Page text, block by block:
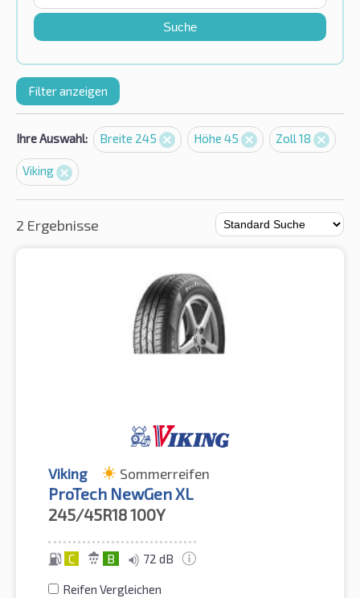
Suche
Filter anzeigen
Ihre Auswahl: Breite 245 Höhe 45 Zoll 18
Viking
2 Ergebnisse
Viking Sommerreifen
ProTech NewGen XL
245/45R18100Y
C B 72 dB
Reifen Vergleichen